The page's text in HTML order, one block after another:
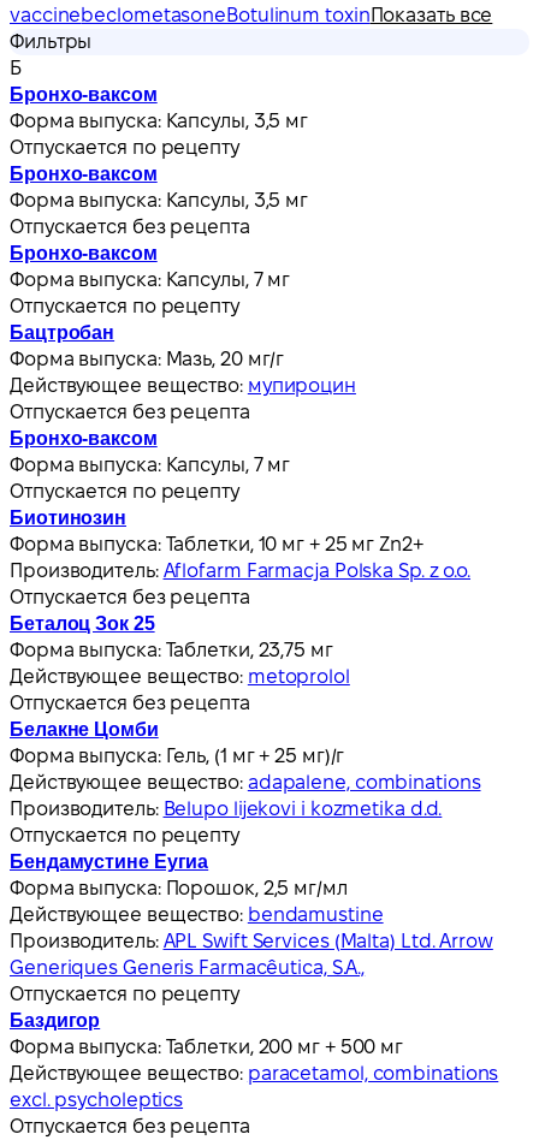
vaccinebeclometasoneBotulinum toxinПоказать все
Фильтры
Б
Бронхо-ваксом
Форма выпуска: Капсулы, 3,5 мг
Отпускается по рецепту
Бронхо-ваксом
Форма выпуска: Капсулы, 3,5 мг
Отпускается без рецепта
Бронхо-ваксом
Форма выпуска: Капсулы, 7 мг
Отпускается по рецепту
Бацтробан
Форма выпуска: Мазь, 20 мг/г
Действующее вещество: мупироцин
Отпускается без рецепта
Бронхо-ваксом
Форма выпуска: Капсулы, 7 мг
Отпускается по рецепту
Биотинозин
Форма выпуска: Таблетки, 10 мг + 25 мг Zn2+
Производитель: Aflofarm Farmacja Polska Sp. z o.o.
Отпускается без рецепта
Беталоц Зок 25
Форма выпуска: Таблетки, 23,75 мг
Действующее вещество: metoprolol
Отпускается без рецепта
Белакне Цомби
Форма выпуска: Гель, (1 мг + 25 мг)/г
Действующее вещество: adapalene, combinations
Производитель: Belupo lijekovi i kozmetika d.d.
Отпускается по рецепту
Бендамустине Еугиа
Форма выпуска: Порошок, 2,5 мг/мл
Действующее вещество: bendamustine
Производитель: APL Swift Services (Malta) Ltd. Arrow
Generiques Generis Farmacêutica, S.A.,
Отпускается по рецепту
Баздигор
Форма выпуска: Таблетки, 200 мг + 500 мг
Действующее вещество: paracetamol, combinations
excl. psycholeptics
Отпускается без рецепта